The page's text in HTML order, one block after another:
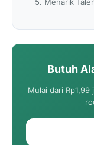
Butuh
Mulai dari